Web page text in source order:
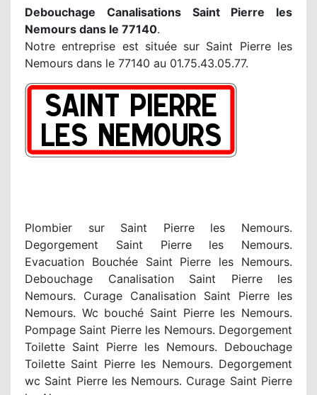
Debouchage Canalisations Saint Pierre les
Nemours dans le 77140.
Notre entreprise est située sur Saint Pierre les
Nemours dans le 77140 au 01.75.43.05.77.
Plombier sur Saint Pierre les Nemours.
Degorgement Saint Pierre les Nemours.
Evacuation Bouchée Saint Pierre les Nemours.
Debouchage Canalisation Saint Pierre les
Nemours. Curage Canalisation Saint Pierre les
Nemours. Wc bouché Saint Pierre les Nemours.
Pompage Saint Pierre les Nemours. Degorgement
Toilette Saint Pierre les Nemours. Debouchage
Toilette Saint Pierre les Nemours. Degorgement
wc Saint Pierre les Nemours. Curage Saint Pierre